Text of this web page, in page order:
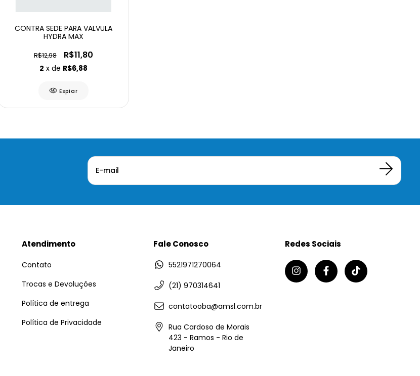
CONTRA SEDE PARA VALVULA
HYDRA MAX
R$12,98 R$11,80
2 x de R$6,88
Espiar
Atendimento
Contato
Trocas e Devoluções
Política de entrega
Política de Privacidade
Fale Conosco
5521971270064
(21) 970314641
contatooba@amsl.com.br
Rua Cardoso de Morais
423 - Ramos - Rio de
Janeiro
Redes Sociais